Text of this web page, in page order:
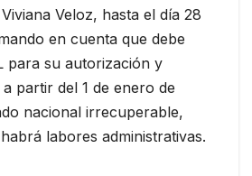
Veloz, hasta el día 28
en cuenta que debe
para su autorización y
partir del 1 de enero de
nacional irrecuperable,
labores administrativas.